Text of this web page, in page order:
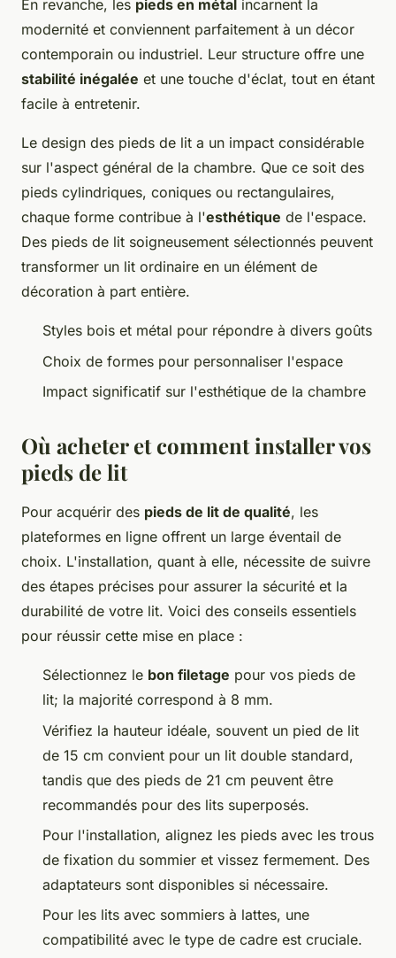
En revanche, les pieds en métal incarnent la
modernité et conviennent parfaitement à un décor
contemporain ou industriel. Leur structure offre une
stabilité inégalée et une touche d'éclat, tout en étant
facile à entretenir.
Le design des pieds de lit a un impact considérable
sur l'aspect général de la chambre. Que ce soit des
pieds cylindriques, coniques ou rectangulaires,
chaque forme contribue à l'esthétique de l'espace.
Des pieds de lit soigneusement sélectionnés peuvent
transformer un lit ordinaire en un élément de
décoration à part entière.
Styles bois et métal pour répondre à divers goûts
Choix de formes pour personnaliser l'espace
Impact significatif sur l'esthétique de la chambre
Où acheter et comment installer vos
pieds de lit
Pour acquérir des pieds de lit de qualité, les
plateformes en ligne offrent un large éventail de
choix. L'installation, quant à elle, nécessite de suivre
des étapes précises pour assurer la sécurité et la
durabilité de votre lit. Voici des conseils essentiels
pour réussir cette mise en place :
Sélectionnez le bon filetage pour vos pieds de
lit; la majorité correspond à 8 mm.
Vérifiez la hauteur idéale, souvent un pied de lit
de 15 cm convient pour un lit double standard,
tandis que des pieds de 21 cm peuvent être
recommandés pour des lits superposés.
Pour l'installation, alignez les pieds avec les trous
de fixation du sommier et vissez fermement. Des
adaptateurs sont disponibles si nécessaire.
Pour les lits avec sommiers à lattes, une
compatibilité avec le type de cadre est cruciale.